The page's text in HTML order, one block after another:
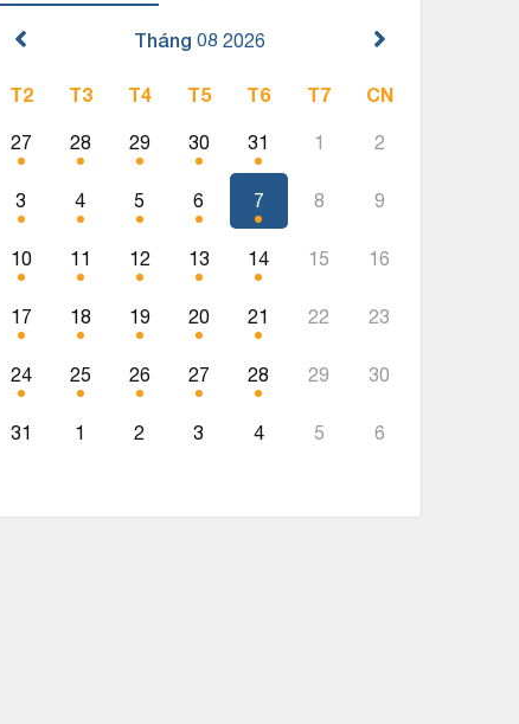
Tháng 08 2026
T2 T3 T4 T5 T6 T7 CN
27 28 29 30 31 1 2
3 4 5 6 7 8 9
10 11 12 13 14 15 16
17 18 19 20 21 22 23
24 25 26 27 28 29 30
31 1 2 3 4 5 6